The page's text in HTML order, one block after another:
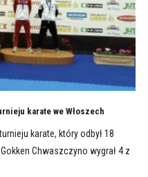
karate we Włoszech
karate, który odbył 18
Chwaszczyno wygrał 4 z